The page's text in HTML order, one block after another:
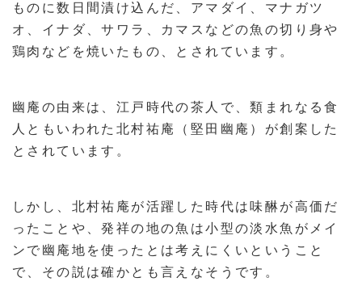
ものに数日間漬け込んだ、アマダイ、マナガツ
オ、イナダ、サワラ、カマスなどの魚の切り身や
鶏肉などを焼いたもの、とされています。
幽庵の由来は、江戸時代の茶人で、類まれなる食
人ともいわれた北村祐庵（堅田幽庵）が創案した
とされています。
しかし、北村祐庵が活躍した時代は味醂が高価だ
ったことや、発祥の地の魚は小型の淡水魚がメイ
ンで幽庵地を使ったとは考えにくいということ
で、その説は確かとも言えなそうです。